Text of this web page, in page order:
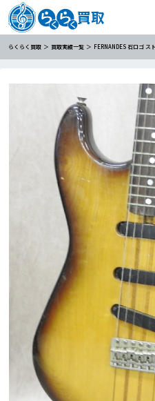
らくらく買取 買取実績一覧 FERNANDES 石ロゴ ス